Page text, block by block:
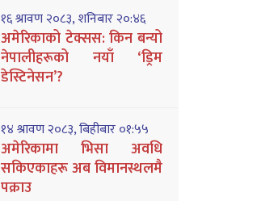
१६ श्रावण २०८३, शनिबार २०:४६
अमेरिकाको टेक्सस: किन बन्यो
नेपालीहरूको नयाँ ‘ड्रिम
डेस्टिनेसन’?
१४ श्रावण २०८३, बिहीबार ०१:५५
अमेरिकामा भिसा अवधि
सकिएकाहरू अब विमानस्थलमै
पक्राउ